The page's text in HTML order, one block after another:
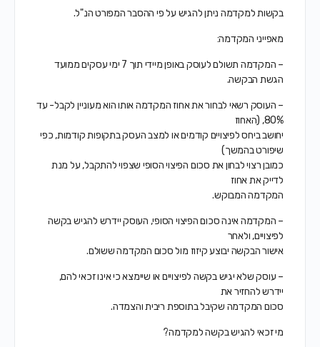
בקשות למקדמה ניתן להגיש על פי ההסבר המפורט הנ"ל.
מאפייני המקדמה:
– המקדמה תשולם לעוסק באופן מיידי תוך 7 ימי עסקים ממועד
הגשת הבקשה.
– העוסק רשאי לבחור את אחוז המקדמה אותו הוא מעוניין לקבל- עד
80%, (האחוז
יחושב ביחס לפיצויים קודמים או למצב העסק בתקופות קודמות, כפי
שיפורט בהמשך)
כמובן רצוי לבחון את סכום הפיצוי הסופי שצפוי להתקבל, על מנת
לדייק את אחוז
המקדמה המבוקש.
– המקדמה אינה סכום הפיצוי הסופי, העוסק יידרש להגיש בקשה
לפיצויים, ולאחר
אישור הבקשה יבוצע קיזוז מול סכום המקדמה ששולם.
– עוסק שלא יגיש בקשה לפיצויים או שיימצא כי אינו זכאי להם,
יידרש להחזיר את
סכום המקדמה שקיבל בתוספת ריבית והצמדה.
מי זכאי להגיש בקשה למקדמה?